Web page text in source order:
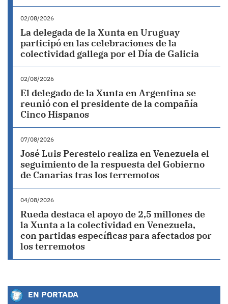
02/08/2026
La delegada de la Xunta en Uruguay
participó en las celebraciones de la
colectividad gallega por el Día de Galicia
02/08/2026
El delegado de la Xunta en Argentina se
reunió con el presidente de la compañía
Cinco Hispanos
07/08/2026
José Luis Perestelo realiza en Venezuela el
seguimiento de la respuesta del Gobierno
de Canarias tras los terremotos
04/08/2026
Rueda destaca el apoyo de 2,5 millones de
la Xunta a la colectividad en Venezuela,
con partidas específicas para afectados por
los terremotos
EN PORTADA